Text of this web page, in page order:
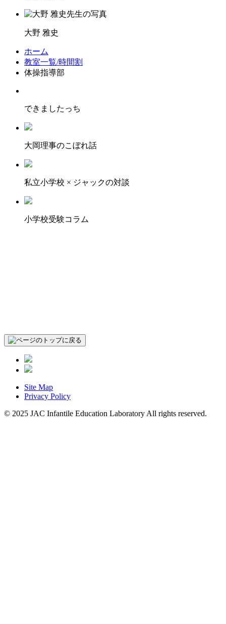
大野 雅史
ホーム
教室一覧/時間割
体操指導部
できましたっち
大岡理事のこぼれ話
私立小学校 × ジャックの対談
小学校受験コラム
Site Map
Privacy Policy
© 2025 JAC Infantile Education Laboratory All rights reserved.